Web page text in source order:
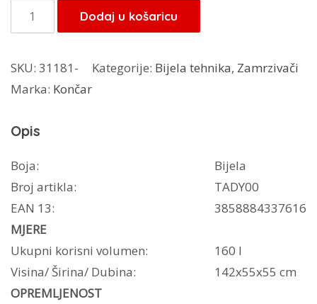
Končar
zamrzivač
55173
BM
Dodaj u košaricu
SKU: 31181- Kategorije: Bijela tehnika, Zamrzivači
Marka: Končar
Opis
Boja:
Bijela
Broj artikla:
TADY00
EAN 13:
3858884337616
MJERE
Ukupni korisni volumen:
160 l
Visina/ Širina/ Dubina:
142x55x55 cm
OPREMLJENOST